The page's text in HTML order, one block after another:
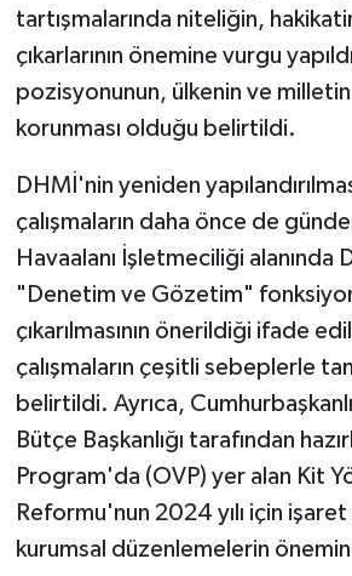
tartışmalarında niteliğin,
çıkarlarının önemine vurgu
pozisyonunun, ülkenin ve milletin
korunması olduğu belirtildi.
DHMİ'nin yeniden
çalışmaların daha önce de
Havaalanı İşletmeciliği alanında
"Denetim ve Gözetim"
çıkarılmasının önerildiği ifade
çalışmaların çeşitli sebeplerle
belirtildi. Ayrıca,
Bütçe Başkanlığı tarafından
Program'da (OVP) yer alan Kit
Reformu'nun 2024 yılı için
kurumsal düzenlemelerin